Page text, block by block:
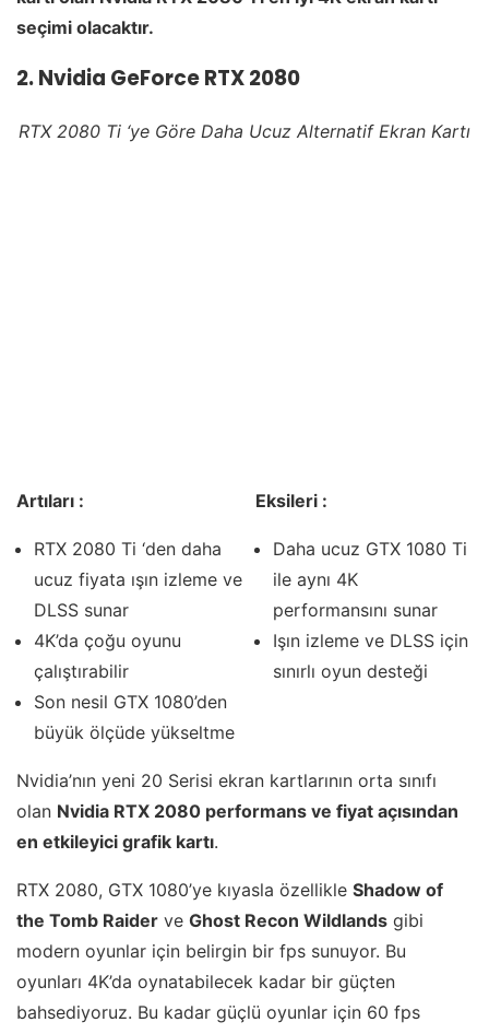
seçimi olacaktır.
2. Nvidia GeForce RTX 2080
RTX 2080 Ti ‘ye Göre Daha Ucuz Alternatif Ekran Kartı
Artıları :
RTX 2080 Ti ‘den daha
ucuz fiyata ışın izleme ve
DLSS sunar
4K’da çoğu oyunu
çalıştırabilir
Son nesil GTX 1080’den
büyük ölçüde yükseltme
Eksileri :
Daha ucuz GTX 1080 Ti
ile aynı 4K
performansını sunar
Işın izleme ve DLSS için
sınırlı oyun desteği
Nvidia’nın yeni 20 Serisi ekran kartlarının orta sınıfı
olan Nvidia RTX 2080 performans ve fiyat açısından
en etkileyici grafik kartı.
RTX 2080, GTX 1080’ye kıyasla özellikle Shadow of
the Tomb Raider ve Ghost Recon Wildlands gibi
modern oyunlar için belirgin bir fps sunuyor. Bu
oyunları 4K’da oynatabilecek kadar bir güçten
bahsediyoruz. Bu kadar güçlü oyunlar için 60 fps